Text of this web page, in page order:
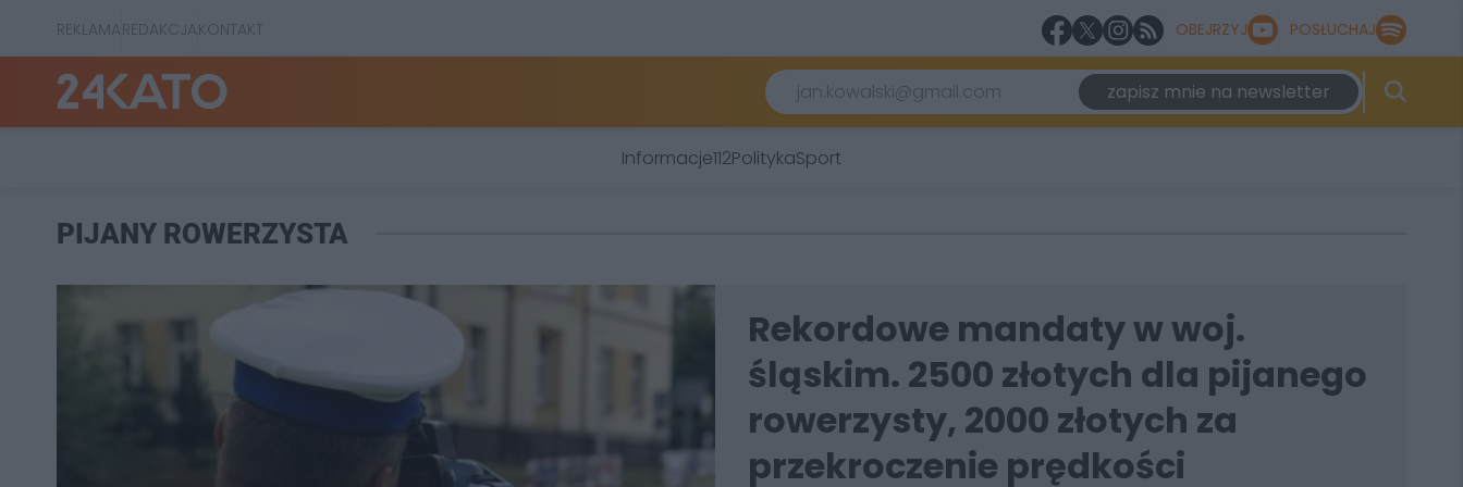
REKLAMAREDAKCJAKONTAKT OBEJRZYJ POSŁUCHAJ
zapisz mnie na newsletter
Informacje112PolitykaSport
PIJANY ROWERZYSTA
Rekordowe mandaty w woj.
śląskim. 2500 złotych dla pijanego
rowerzysty, 2000 złotych za
przekroczenie prędkości